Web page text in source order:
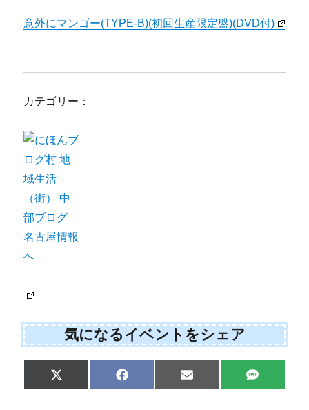
意外にマンゴー(TYPE-B)(初回生産限定盤)(DVD付)
カテゴリー：
気になるイベントをシェア
Share
on
X
(
Share
on
F
a
Share
on
E
m
Share
on
S
M